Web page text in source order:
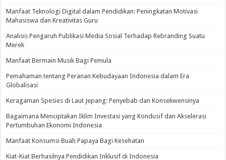
Manfaat Teknologi Digital dalam Pendidikan: Peningkatan Motivasi
Mahasiswa dan Kreativitas Guru
Analisis Pengaruh Publikasi Media Sosial Terhadap Rebranding Suatu
Merek
Manfaat Bermain Musik Bagi Pemula
Pemahaman tentang Peranan Kebudayaan Indonesia dalam Era
Globalisasi
Keragaman Spesies di Laut Jepang: Penyebab dan Konsekwensinya
Bagaimana Menciptakan Iklim Investasi yang Kondusif dan Akselerasi
Pertumbuhan Ekonomi Indonesia
Manfaat Konsumsi Buah Papaya Bagi Kesehatan
Kiat-Kiat Berhasilnya Pendidikan Inklusif di Indonesia